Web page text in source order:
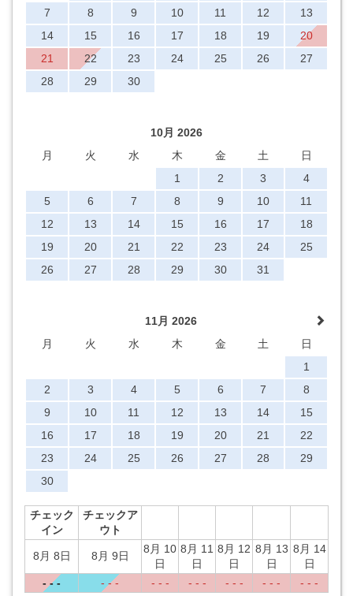
7
8 9 10 11 12
13
14
15 16 17 18 19
20
21
22 23 24 25 26
27
28
29 30
10月 2026
月
火 水 木 金 土
日
1
2 3
4
5
6 7 8 9 10
11
12
13 14 15 16 17
18
19
20 21 22 23 24
25
26
27 28 29 30 31
11月 2026
月
火 水 木 金 土
日
1
2
3 4 5 6 7
8
9
10 11 12 13 14
15
16
17 18 19 20 21
22
23
24 25 26 27 28
29
30
チェック
イン
チェックア
ウト
8月 8日 8月 9日
8月 10
日
8月 11
日
8月 12
日
8月 13
日
8月 14
日
- - -
- - - - - - - - - - - - - - - - - -